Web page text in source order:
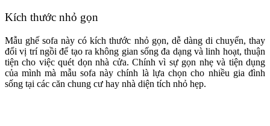
Kích thước nhỏ gọn
Mẫu ghế sofa này có kích thước nhỏ gọn, dễ dàng di chuyển, thay
đổi vị trí ngồi để tạo ra không gian sống đa dạng và linh hoạt, thuận
tiện cho việc quét dọn nhà cửa. Chính vì sự gọn nhẹ và tiện dụng
của mình mà mẫu sofa này chính là lựa chọn cho nhiều gia đình
sống tại các căn chung cư hay nhà diện tích nhỏ hẹp.